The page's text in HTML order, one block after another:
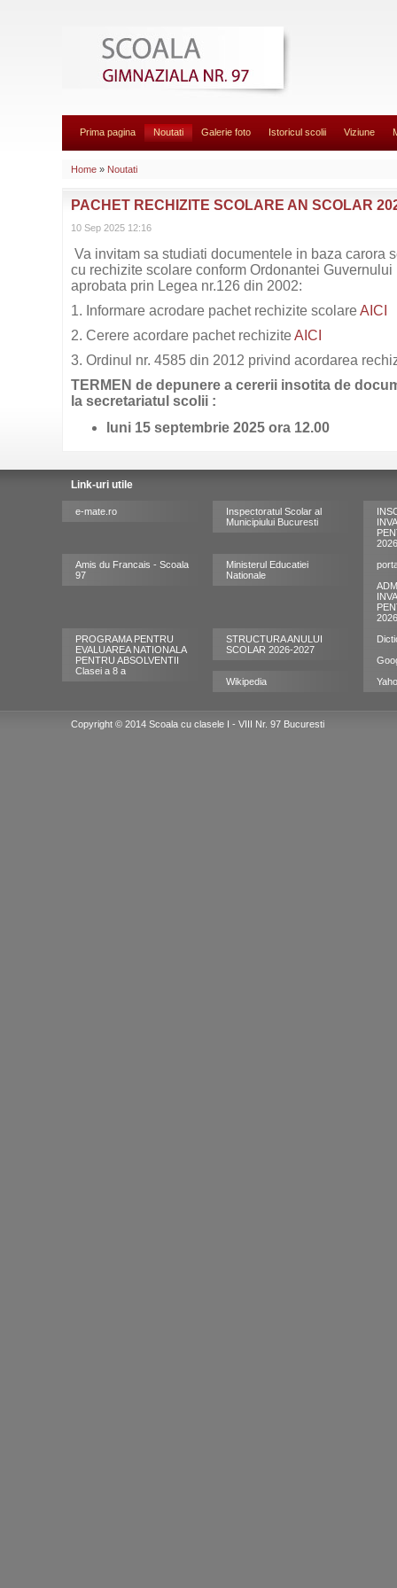
Prima pagina Noutati Galerie foto Istoricul scolii Viziune
Home » Noutati
PACHET RECHIZITE SCOLARE AN SCOLAR
10 Sep 2025 12:16
Va invitam sa studiati documentele in baza carora
cu rechizite scolare conform Ordonantei Guvernului
aprobata prin Legea nr.126 din 2002:
1. Informare acrodare pachet rechizite scolareAICI
2. Cerere acordare pachet rechiziteAICI
3. Ordinul nr. 4585 din 2012 privind acordarea
TERMEN de depunere a cererii insotita de
la secretariatul scolii :
luni 15 septembrie 2025 ora 12.00
Link-uri utile
e-mate.ro
Inspectoratul Scolar al
Municipiului Bucuresti
Amis du Francais - Scoala
97
Ministerul Educatiei
Nationale
PROGRAMA PENTRU
EVALUAREA NATIONALA
PENTRU ABSOLVENTII
Clasei a 8 a
STRUCTURA ANULUI
SCOLAR 2026-2027
Wikipedia
Copyright © 2014 Scoala cu clasele I - VIII Nr. 97 Bucuresti